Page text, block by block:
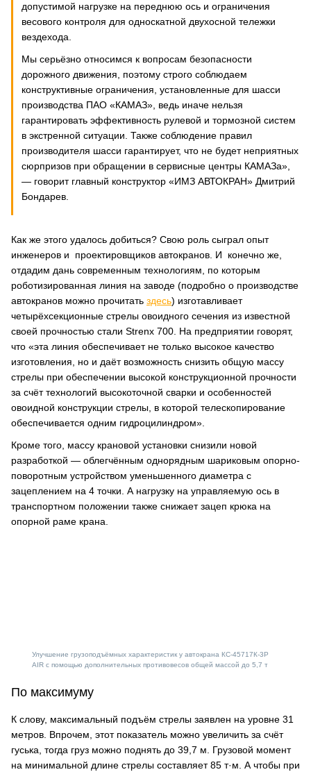
допустимой нагрузке на переднюю ось и ограничения
весового контроля для односкатной двухосной тележки
вездехода.
Мы серьёзно относимся к вопросам безопасности
дорожного движения, поэтому строго соблюдаем
конструктивные ограничения, установленные для шасси
производства ПАО «КАМАЗ», ведь иначе нельзя
гарантировать эффективность рулевой и тормозной систем
в экстренной ситуации. Также соблюдение правил
производителя шасси гарантирует, что не будет неприятных
сюрпризов при обращении в сервисные центры КАМАЗа»,
― говорит главный конструктор «ИМЗ АВТОКРАН» Дмитрий
Бондарев.
Как же этого удалось добиться? Свою роль сыграл опыт
инженеров и проектировщиков автокранов. И конечно же,
отдадим дань современным технологиям, по которым
роботизированная линия на заводе (подробно о производстве
автокранов можно прочитать здесь) изготавливает
четырёхсекционные стрелы овоидного сечения из известной
своей прочностью стали Strenx 700. На предприятии говорят,
что «эта линия обеспечивает не только высокое качество
изготовления, но и даёт возможность снизить общую массу
стрелы при обеспечении высокой конструкционной прочности
за счёт технологий высокоточной сварки и особенностей
овоидной конструкции стрелы, в которой телескопирование
обеспечивается одним гидроцилиндром».
Кроме того, массу крановой установки снизили новой
разработкой ― облегчённым однорядным шариковым опорно-
поворотным устройством уменьшенного диаметра с
зацеплением на 4 точки. А нагрузку на управляемую ось в
транспортном положении также снижает зацеп крюка на
опорной раме крана.
Улучшение грузоподъёмных характеристик у автокрана КС-45717К-3Р
AIR с помощью дополнительных противовесов общей массой до 5,7 т
По максимуму
К слову, максимальный подъём стрелы заявлен на уровне 31
метров. Впрочем, этот показатель можно увеличить за счёт
гуська, тогда груз можно поднять до 39,7 м. Грузовой момент
на минимальной длине стрелы составляет 85 т·м. А чтобы при